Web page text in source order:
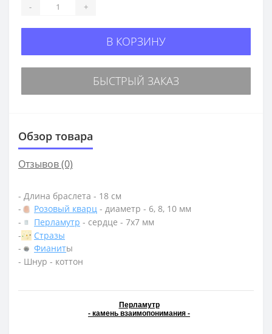
- +
В КОРЗИНУ
БЫСТРЫЙ ЗАКАЗ
Обзор товара
Отзывов (0)
- Длина браслета - 18 см
-
Розовый кварц - диаметр - 6, 8, 10 мм
-
Перламутр - сердце - 7х7 мм
-
Стразы
-
Фианиты
- Шнур - коттон
Перламутр
- камень взаимопонимания -